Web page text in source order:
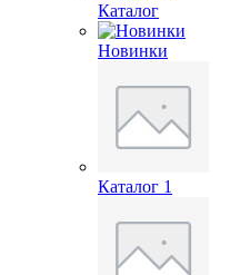
Каталог
Новинки
Каталог 1